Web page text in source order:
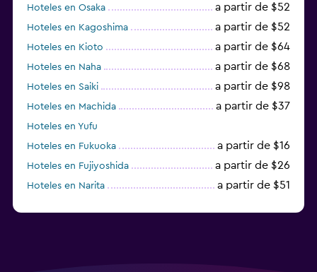
Hoteles en Osaka a partir de $52
Hoteles en Kagoshima a partir de $52
Hoteles en Kioto a partir de $64
Hoteles en Naha a partir de $68
Hoteles en Saiki a partir de $98
Hoteles en Machida a partir de $37
Hoteles en Yufu
Hoteles en Fukuoka
a partir de $16
Hoteles en Fujiyoshida a partir de $26
Hoteles en Narita a partir de $51